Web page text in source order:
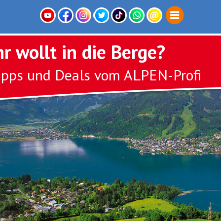
wollt in die Berge?
und Deals vom ALPEN-Profi